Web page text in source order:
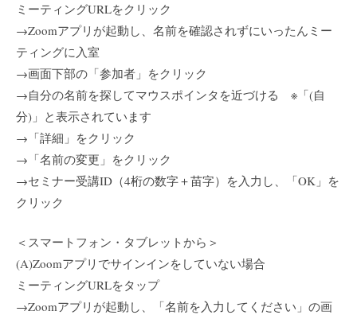
ミーティングURLをクリック
→Zoomアプリが起動し、名前を確認されずにいったんミー
ティングに入室
→画面下部の「参加者」をクリック
→自分の名前を探してマウスポインタを近づける ※「(自
分)」と表示されています
→「詳細」をクリック
→「名前の変更」をクリック
→セミナー受講ID（4桁の数字＋苗字）を入力し、「OK」を
クリック
＜スマートフォン・タブレットから＞
(A)Zoomアプリでサインインをしていない場合
ミーティングURLをタップ
→Zoomアプリが起動し、「名前を入力してください」の画